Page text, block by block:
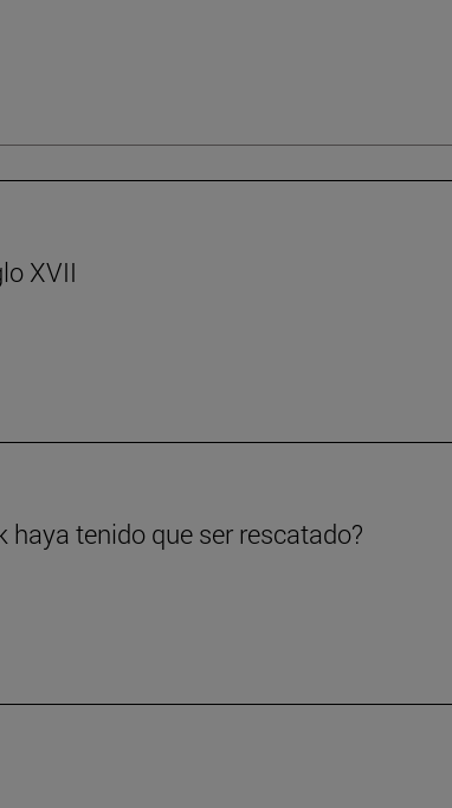
XVII
haya tenido que ser rescatado?